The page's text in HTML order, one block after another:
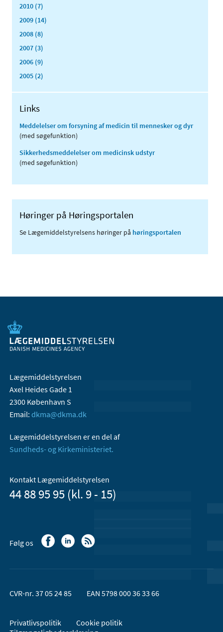
2010 (7)
2009 (14)
2008 (8)
2007 (3)
2006 (9)
2005 (2)
Links
Meddelelser om forsyning af medicin til mennesker og dyr
(med søgefunktion)
Sikkerhedsmeddelelser om medicinsk udstyr
(med søgefunktion)
Høringer på Høringsportalen
Se Lægemiddelstyrelsens høringer på høringsportalen
Lægemiddelstyrelsen
Axel Heides Gade 1
2300 København S
Email: dkma@dkma.dk
Lægemiddelstyrelsen er en del af
Sundheds- og Kirkeministeriet.
Kontakt Lægemiddelstyrelsen
44 88 95 95 (kl. 9 - 15)
Følg os
CVR-nr. 37 05 24 85 EAN 5798 000 36 33 66
Privatlivspolitik
Cookie politik